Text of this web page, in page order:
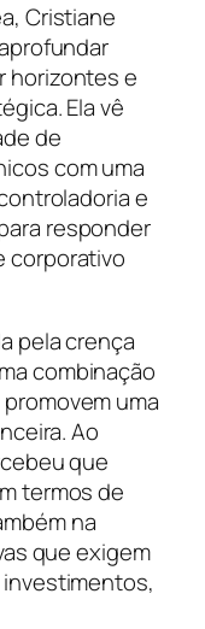
Cristiane
horizontes e
Ela vê
de
com uma
e
responder
corporativo
pela crença
combinação
uma
Ao
que
termos de
na
que exigem